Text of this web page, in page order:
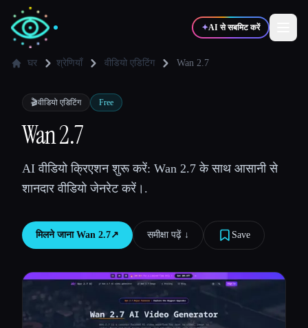
✦AI से सबमिट करें
✍️लेखक
💻
🎓विद्यार्थी
टूल्स की तुलना करें
घर श्रेणियाँ वीडियो एडिटिंग Wan 2.7
🎬वीडियो एडिटिंग Free
Wan 2.7
AI वीडियो क्रिएशन शुरू करें: Wan 2.7 के साथ आसानी से
शानदार वीडियो जेनरेट करें।.
मिलने जाना Wan 2.7↗︎ समीक्षा पढ़ें ↓︎ Save